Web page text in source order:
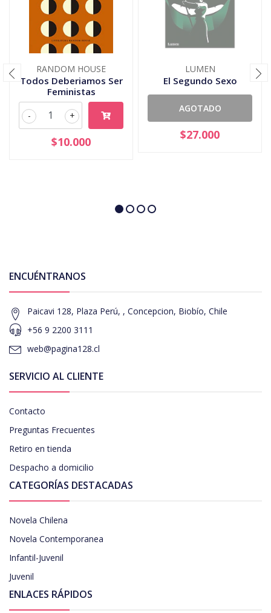
RANDOM HOUSE
Todos Deberiamos Ser
Feministas
+
-
$10.000
LUMEN
El Segundo Sexo
AGOTADO
$27.000
ENCUÉNTRANOS
Paicavi 128, Plaza Perú, , Concepcion, Biobío, Chile
+56 9 2200 3111
web@pagina128.cl
SERVICIO AL CLIENTE
Contacto
Preguntas Frecuentes
Retiro en tienda
Despacho a domicilio
CATEGORÍAS DESTACADAS
Novela Chilena
Novela Contemporanea
Infantil-Juvenil
Juvenil
ENLACES RÁPIDOS